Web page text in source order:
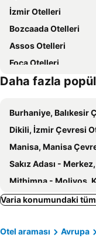
Molyvos Castle
Şeytan Sofrası
Tsamakia Beach
Agios Ioannis
Castle of Mytilini
Kayra Plajı
İzmir Otelleri
Bozcaada Otelleri
Assos Otelleri
Foça Otelleri
Daha fazla
Burhaniye, Balıkesir
Dikili, İzmir Çevresi
Manisa, Manisa
Sakız Adası - Merkez, Kuzey
Mithimna - Molivos, Kuzey
Karfas, Kuzey Ege
Petra, Kuzey Ege Otel
Varia konumundaki
Otel araması Avrupa